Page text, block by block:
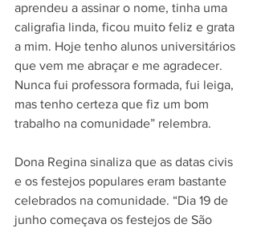
aprendeu a assinar o nome, tinha uma
caligrafia linda, ficou muito feliz e grata
a mim. Hoje tenho alunos universitários
que vem me abraçar e me agradecer.
Nunca fui professora formada, fui leiga,
mas tenho certeza que fiz um bom
trabalho na comunidade” relembra.
Dona Regina sinaliza que as datas civis
e os festejos populares eram bastante
celebrados na comunidade. “Dia 19 de
junho começava os festejos de São